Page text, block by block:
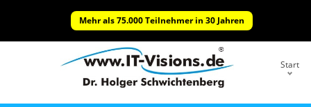
Mehr als 75.000 Teilnehmer in 30 Jahren
Start